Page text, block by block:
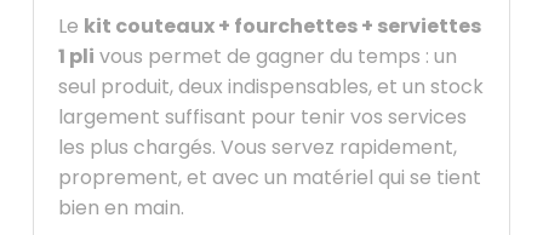
Le kit couteaux + fourchettes + serviettes
1 pli vous permet de gagner du temps : un
seul produit, deux indispensables, et un stock
largement suffisant pour tenir vos services
les plus chargés. Vous servez rapidement,
proprement, et avec un matériel qui se tient
bien en main.